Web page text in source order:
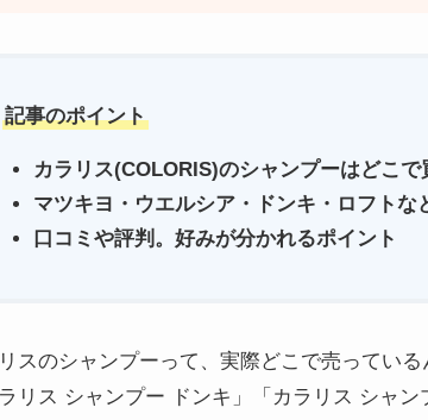
記事のポイント
カラリス(COLORIS)のシャンプーはどこで
マツキヨ・ウエルシア・ドンキ・ロフトな
口コミや評判。好みが分かれるポイント
スのシャンプーって、実際どこで売ってい
ラリス シャンプー ドンキ」「カラリス シャ